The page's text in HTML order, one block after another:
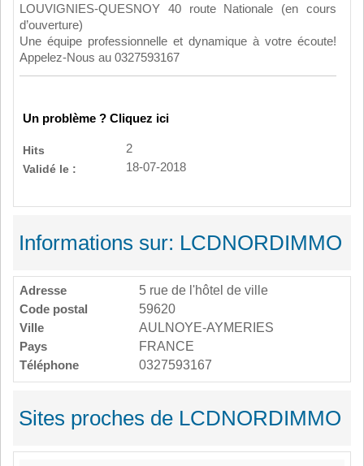
LOUVIGNIES-QUESNOY 40 route Nationale (en cours
d’ouverture)
Une équipe professionnelle et dynamique à votre écoute!
Appelez-Nous au 0327593167
Un problème ? Cliquez ici
Hits
2
Validé le :
18-07-2018
Informations sur: LCDNORDIMMO
Adresse
5 rue de l'hôtel de ville
Code postal
59620
Ville
AULNOYE-AYMERIES
Pays
FRANCE
Téléphone
0327593167
Sites proches de LCDNORDIMMO